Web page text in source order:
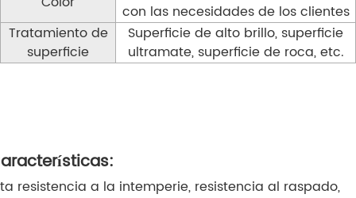
con las necesidades de los clientes
Tratamiento de
superficie
Superficie de alto brillo, superficie
ultramate, superficie de roca, etc.
resistencia a la intemperie, resistencia al raspado,